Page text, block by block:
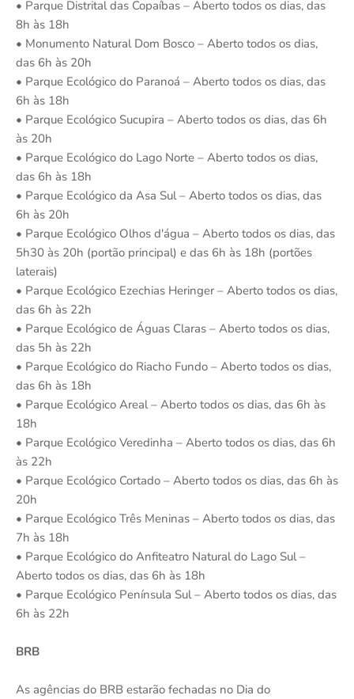
• Parque Distrital das Copaíbas – Aberto todos os dias, das
8h às 18h
• Monumento Natural Dom Bosco – Aberto todos os dias,
das 6h às 20h
• Parque Ecológico do Paranoá – Aberto todos os dias, das
6h às 18h
• Parque Ecológico Sucupira – Aberto todos os dias, das 6h
às 20h
• Parque Ecológico do Lago Norte – Aberto todos os dias,
das 6h às 18h
• Parque Ecológico da Asa Sul – Aberto todos os dias, das
6h às 20h
• Parque Ecológico Olhos d'água – Aberto todos os dias, das
5h30 às 20h (portão principal) e das 6h às 18h (portões
laterais)
• Parque Ecológico Ezechias Heringer – Aberto todos os dias,
das 6h às 22h
• Parque Ecológico de Águas Claras – Aberto todos os dias,
das 5h às 22h
• Parque Ecológico do Riacho Fundo – Aberto todos os dias,
das 6h às 18h
• Parque Ecológico Areal – Aberto todos os dias, das 6h às
18h
• Parque Ecológico Veredinha – Aberto todos os dias, das 6h
às 22h
• Parque Ecológico Cortado – Aberto todos os dias, das 6h às
20h
• Parque Ecológico Três Meninas – Aberto todos os dias, das
7h às 18h
• Parque Ecológico do Anfiteatro Natural do Lago Sul –
Aberto todos os dias, das 6h às 18h
• Parque Ecológico Península Sul – Aberto todos os dias, das
6h às 22h
BRB
As agências do BRB estarão fechadas no Dia do